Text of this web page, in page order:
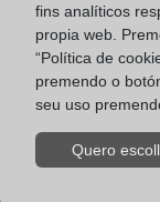
Plaza de
Horario:
De lunes a
Agosto: De
fins analíticos
propia web.
“Política de
premendo o
seu uso
Quero